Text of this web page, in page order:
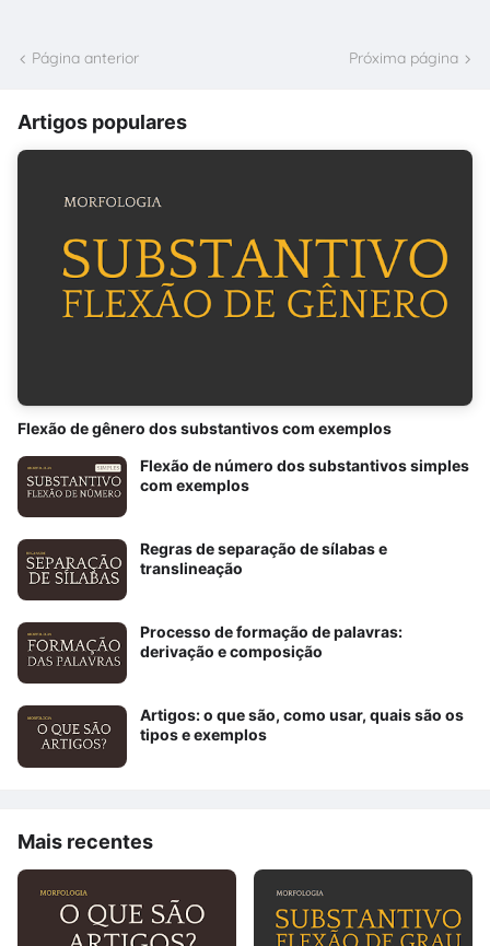
Página anterior Próxima página
Artigos populares
Flexão de gênero dos substantivos com exemplos
Flexão de número dos substantivos simples
com exemplos
Regras de separação de sílabas e
translineação
Processo de formação de palavras:
derivação e composição
Artigos: o que são, como usar, quais são os
tipos e exemplos
Mais recentes